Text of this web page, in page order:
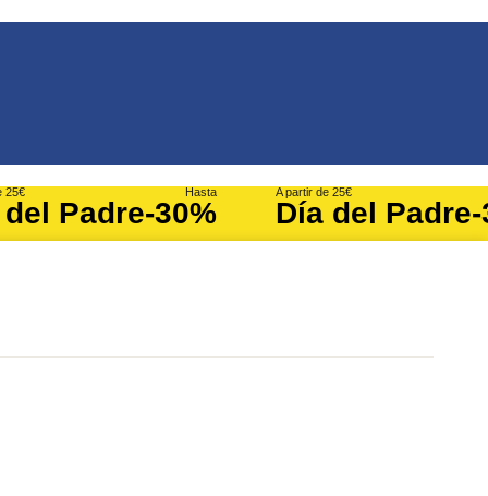
25€
Padre
Hasta
-30%
A partir de 25€
Día del Padre